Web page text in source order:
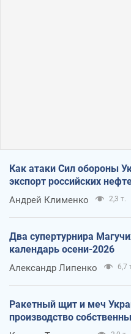
Как атаки Сил обороны
экспорт российских
Андрей Клименко 2,3 т.
Два супертурнира
календарь осени-2026
Александр Липенко 6,7
Ракетный щит и меч
производство